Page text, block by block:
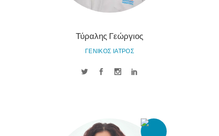
Τύραλης Γεώργιος
ΓΕΝΙΚΟΣ ΙΑΤΡΟΣ